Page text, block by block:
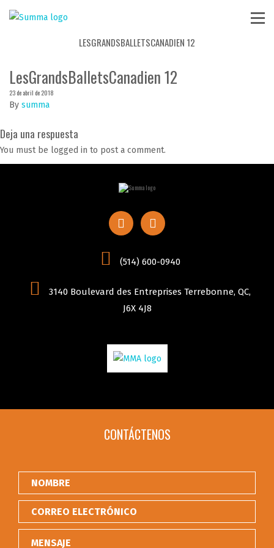
LESGRANDSBALLETSCANADIEN 12
LesGrandsBalletsCanadien 12
23 de abril de 2018
By summa
Deja una respuesta
You must be logged in to post a comment.
(514) 600-0940
3140 Boulevard des Entreprises Terrebonne, QC,
J6X 4J8
CONTÁCTENOS